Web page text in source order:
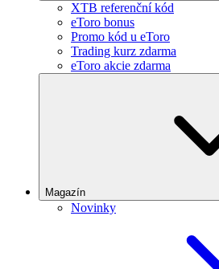
XTB referenční kód
eToro bonus
Promo kód u eToro
Trading kurz zdarma
eToro akcie zdarma
Magazín
Novinky